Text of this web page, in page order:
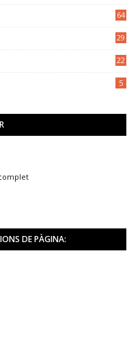
64
29
22
5
DE PÀGINA: